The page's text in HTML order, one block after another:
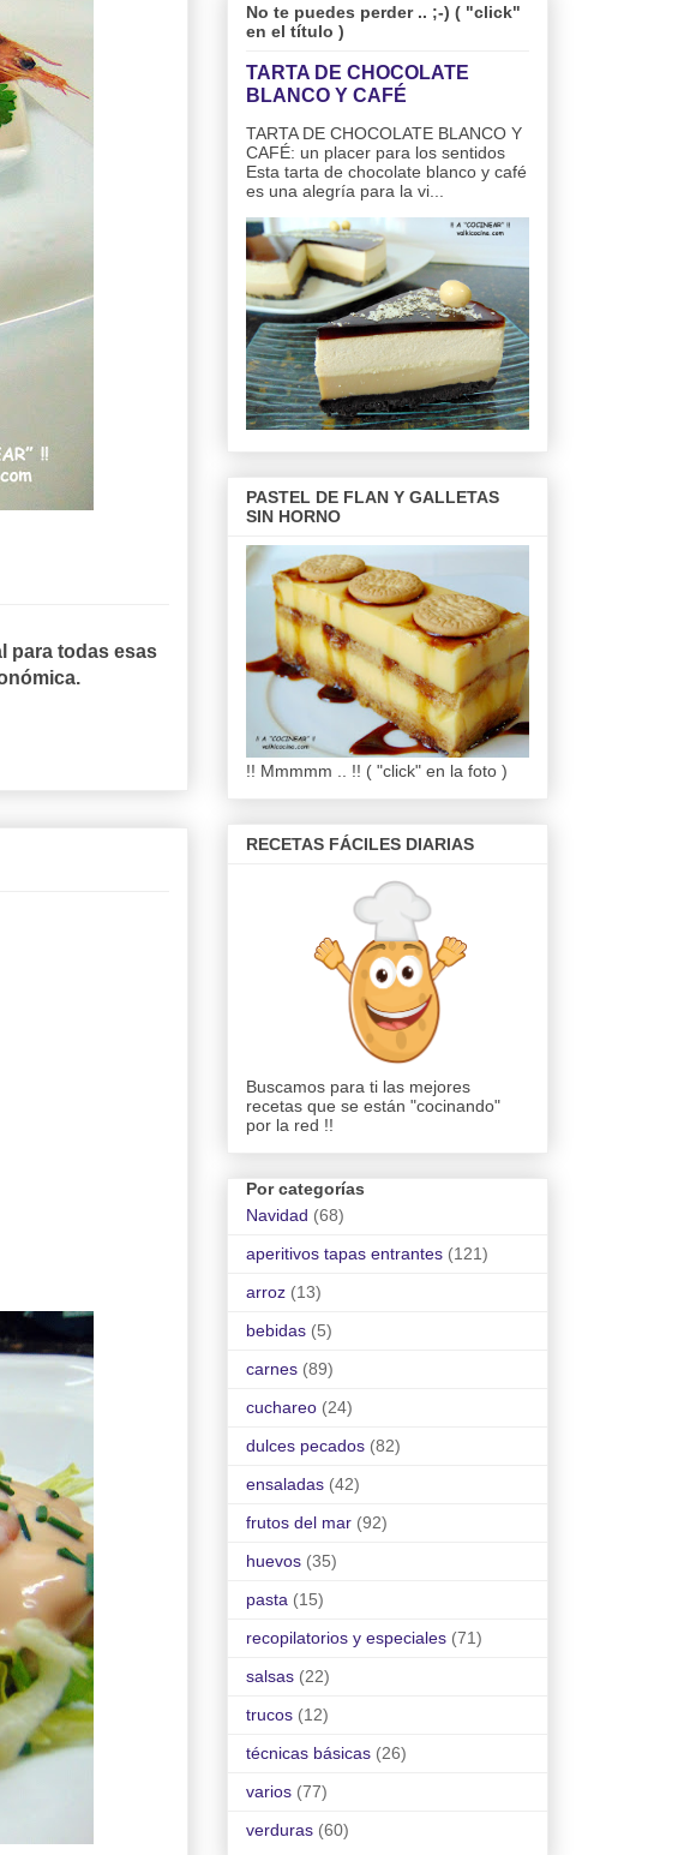
para todas esas
No te puedes perder .. ;-) ( "click"
en el título )
TARTA DE CHOCOLATE
BLANCO Y CAFÉ
TARTA DE CHOCOLATE BLANCO Y
CAFÉ: un placer para los sentidos
Esta tarta de chocolate blanco y café
es una alegría para la vi...
PASTEL DE FLAN Y GALLETAS
SIN HORNO
!! Mmmmm .. !! ( "click" en la foto )
RECETAS FÁCILES DIARIAS
Buscamos para ti las mejores
recetas que se están "cocinando"
por la red !!
Por categorías
Navidad (68)
aperitivos tapas entrantes (121)
arroz (13)
bebidas (5)
carnes (89)
cuchareo (24)
dulces pecados (82)
ensaladas (42)
frutos del mar (92)
huevos (35)
pasta (15)
recopilatorios y especiales (71)
salsas (22)
trucos (12)
técnicas básicas (26)
varios (77)
verduras (60)